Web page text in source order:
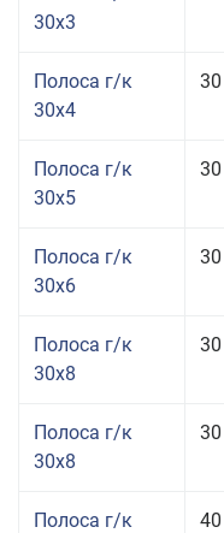
30x3
Полоса г/к
30x4
30
Полоса г/к
30x5
30
Полоса г/к
30x6
30
Полоса г/к
30x8
30
Полоса г/к
30x8
30
Полоса г/к
40